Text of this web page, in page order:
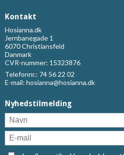
Kontakt
Hosianna.dk
Jernbanegade 1
6070 Christiansfeld
Danmark
CVR-nummer: 15323876
Telefonnr.: 74 56 22 02
E-mail: hosianna@hosianna.dk
Nyhedstilmelding